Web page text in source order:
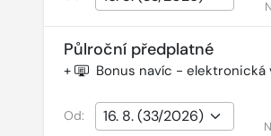
Půlroční předplatné
+ Bonus navíc - elektronická
Od: